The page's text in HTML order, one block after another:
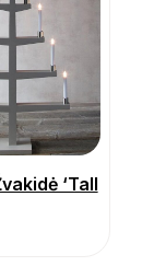
‘Tall